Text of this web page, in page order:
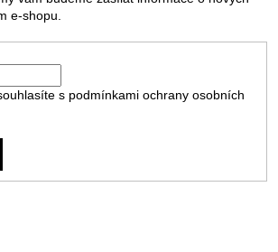
e-shopu.
s podmínkami ochrany osobních